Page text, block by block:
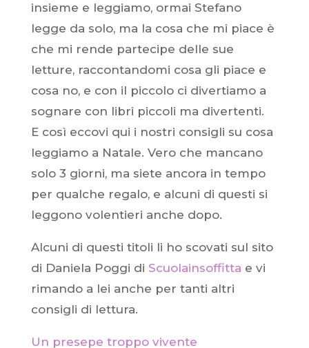
insieme e leggiamo, ormai Stefano
legge da solo, ma la cosa che mi piace è
che mi rende partecipe delle sue
letture, raccontandomi cosa gli piace e
cosa no, e con il piccolo ci divertiamo a
sognare con libri piccoli ma divertenti.
E così eccovi qui i nostri consigli su cosa
leggiamo a Natale. Vero che mancano
solo 3 giorni, ma siete ancora in tempo
per qualche regalo, e alcuni di questi si
leggono volentieri anche dopo.
Alcuni di questi titoli li ho scovati sul sito
di Daniela Poggi di Scuolainsoffitta e vi
rimando a lei anche per tanti altri
consigli di lettura.
Un presepe troppo vivente